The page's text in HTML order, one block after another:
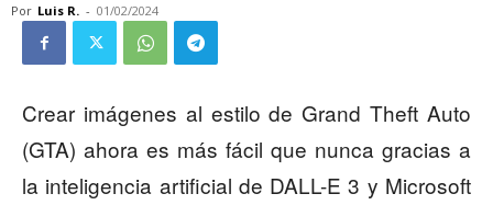
Por Luis R. - 01/02/2024
Crear imágenes al estilo de Grand Theft Auto
(GTA) ahora es más fácil que nunca gracias a
la inteligencia artificial de DALL-E 3 y Microsoft